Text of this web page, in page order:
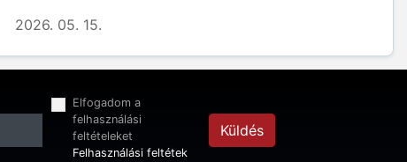
2026. 05. 15.
Elfogadom a
felhasználási
feltételeket
Felhasználási feltétek
Küldés